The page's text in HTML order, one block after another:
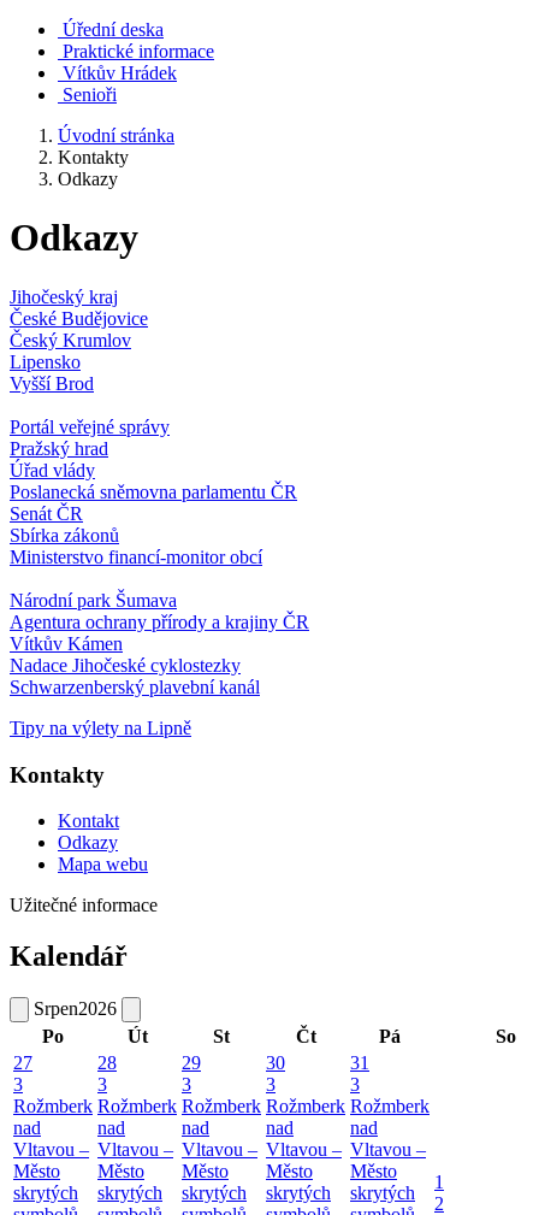
Úřední deska
Praktické informace
Vítkův Hrádek
Senioři
Úvodní stránka
Kontakty
Odkazy
Odkazy
Jihočeský kraj
České Budějovice
Český Krumlov
Lipensko
Vyšší Brod
Portál veřejné správy
Pražský hrad
Úřad vlády
Poslanecká sněmovna parlamentu ČR
Senát ČR
Sbírka zákonů
Ministerstvo financí-monitor obcí
Národní park Šumava
Agentura ochrany přírody a krajiny ČR
Vítkův Kámen
Nadace Jihočeské cyklostezky
Schwarzenberský plavební kanál
Tipy na výlety na Lipně
Kontakty
Kontakt
Odkazy
Mapa webu
Užitečné informace
Kalendář
Srpen2026
Po
Út St Čt Pá
So
27
3
Rožmberk
nad
Vltavou –
Město
skrytých
28
3
Rožmberk
nad
Vltavou –
Město
skrytých
29
3
Rožmberk
nad
Vltavou –
Město
skrytých
30
3
Rožmberk
nad
Vltavou –
Město
skrytých
31
3
Rožmberk
nad
Vltavou –
Město
skrytých
1
2